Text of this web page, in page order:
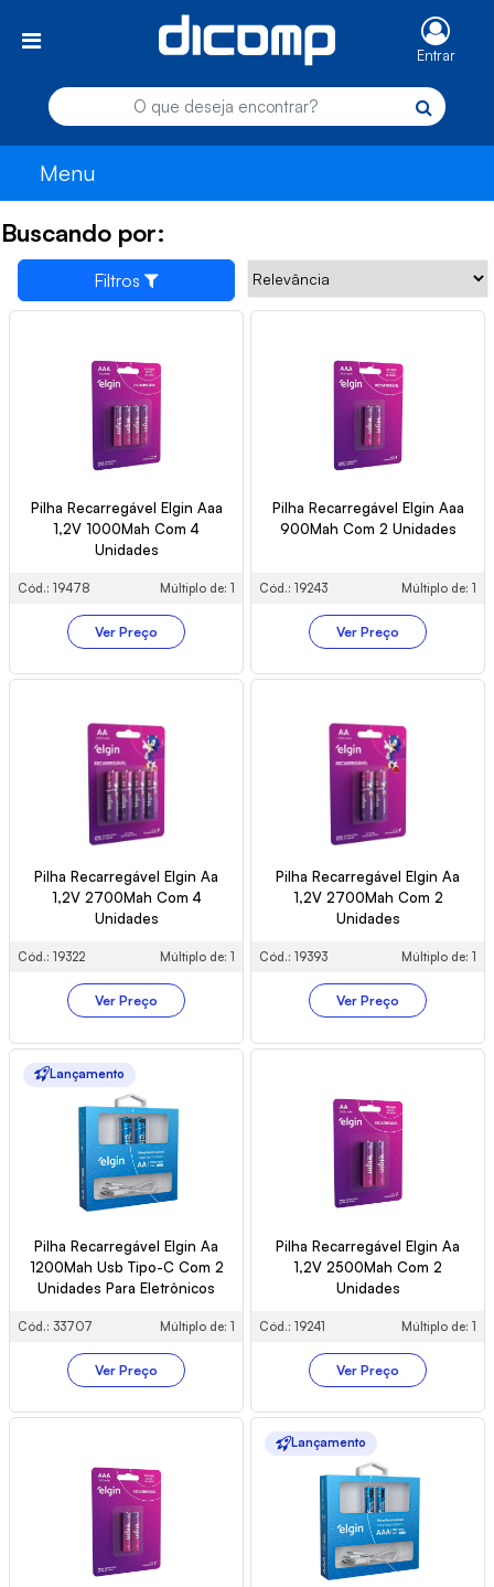
Entrar
Menu
Buscando por:
Filtros
Pilha Recarregável Elgin Aaa
1,2V 1000Mah Com 4
Unidades
Cód.: 19478 Múltiplo de: 1
Ver Preço
Pilha Recarregável Elgin Aaa
900Mah Com 2 Unidades
Cód.: 19243 Múltiplo de: 1
Ver Preço
Pilha Recarregável Elgin Aa
1,2V 2700Mah Com 4
Unidades
Cód.: 19322 Múltiplo de: 1
Ver Preço
Pilha Recarregável Elgin Aa
1,2V 2700Mah Com 2
Unidades
Cód.: 19393 Múltiplo de: 1
Ver Preço
Lançamento
Pilha Recarregável Elgin Aa
1200Mah Usb Tipo-C Com 2
Unidades Para Eletrônicos
Cód.: 33707 Múltiplo de: 1
Ver Preço
Pilha Recarregável Elgin Aa
1,2V 2500Mah Com 2
Unidades
Cód.: 19241 Múltiplo de: 1
Ver Preço
Lançamento